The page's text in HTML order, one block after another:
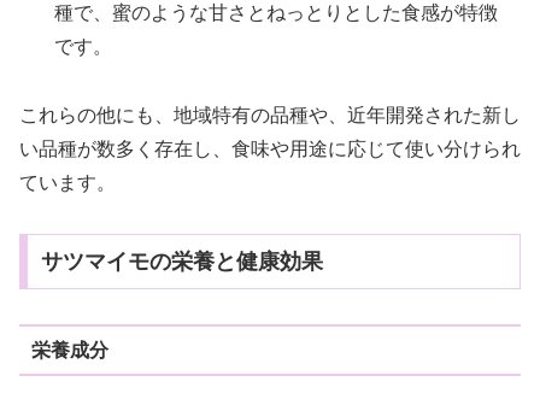
種で、蜜のような甘さとねっとりとした食感が特徴
です。
これらの他にも、地域特有の品種や、近年開発された新し
い品種が数多く存在し、食味や用途に応じて使い分けられ
ています。
サツマイモの栄養と健康効果
栄養成分